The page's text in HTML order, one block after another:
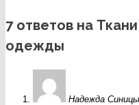
7 ответов на
одежды
Надежда